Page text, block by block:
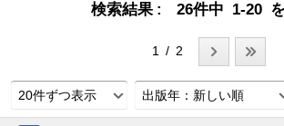
検索結果 26件中 1-20
1 / 2
20件ずつ表示 出版年：新しい順